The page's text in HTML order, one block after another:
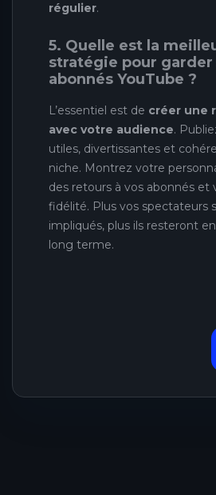
régulier.
5. Quelle est la
stratégie pour garder
abonnés YouTube ?
L’essentiel est de créer une
avec votre audience.
utiles, divertissantes et
niche. Montrez votre
des retours à vos abonnés et
fidélité. Plus vos spectateurs
impliqués, plus ils resteront
long terme.